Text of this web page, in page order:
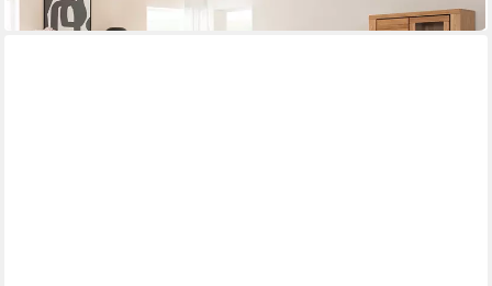
lieferbar in 8 Wochen